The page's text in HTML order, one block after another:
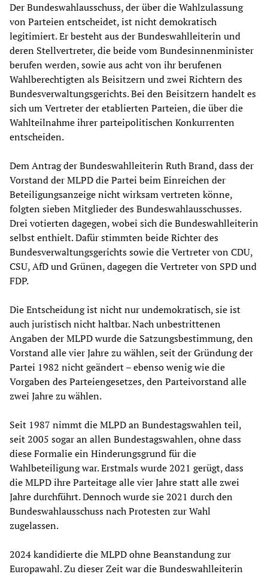
Der Bundeswahlausschuss, der über die Wahlzulassung
von Parteien entscheidet, ist nicht demokratisch
legitimiert. Er besteht aus der Bundeswahlleiterin und
deren Stellvertreter, die beide vom Bundesinnenminister
berufen werden, sowie aus acht von ihr berufenen
Wahlberechtigten als Beisitzern und zwei Richtern des
Bundesverwaltungsgerichts. Bei den Beisitzern handelt es
sich um Vertreter der etablierten Parteien, die über die
Wahlteilnahme ihrer parteipolitischen Konkurrenten
entscheiden.
Dem Antrag der Bundeswahlleiterin Ruth Brand, dass der
Vorstand der MLPD die Partei beim Einreichen der
Beteiligungsanzeige nicht wirksam vertreten könne,
folgten sieben Mitglieder des Bundeswahlausschusses.
Drei votierten dagegen, wobei sich die Bundeswahlleiterin
selbst enthielt. Dafür stimmten beide Richter des
Bundesverwaltungsgerichts sowie die Vertreter von CDU,
CSU, AfD und Grünen, dagegen die Vertreter von SPD und
FDP.
Die Entscheidung ist nicht nur undemokratisch, sie ist
auch juristisch nicht haltbar. Nach unbestrittenen
Angaben der MLPD wurde die Satzungsbestimmung, den
Vorstand alle vier Jahre zu wählen, seit der Gründung der
Partei 1982 nicht geändert – ebenso wenig wie die
Vorgaben des Parteiengesetzes, den Parteivorstand alle
zwei Jahre zu wählen.
Seit 1987 nimmt die MLPD an Bundestagswahlen teil,
seit 2005 sogar an allen Bundestagswahlen, ohne dass
diese Formalie ein Hinderungsgrund für die
Wahlbeteiligung war. Erstmals wurde 2021 gerügt, dass
die MLPD ihre Parteitage alle vier Jahre statt alle zwei
Jahre durchführt. Dennoch wurde sie 2021 durch den
Bundeswahlausschuss nach Protesten zur Wahl
zugelassen.
2024 kandidierte die MLPD ohne Beanstandung zur
Europawahl. Zu dieser Zeit war die Bundeswahlleiterin